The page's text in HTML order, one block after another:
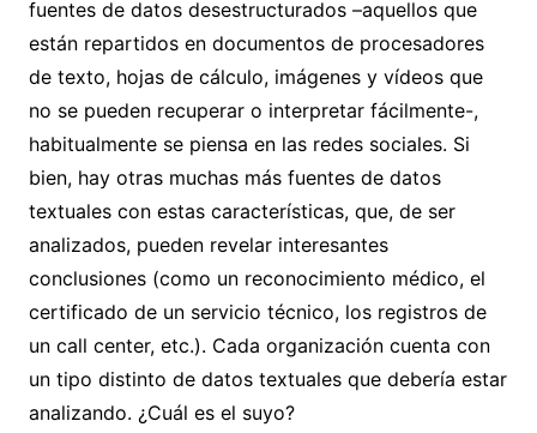
fuentes de datos desestructurados –aquellos que
están repartidos en documentos de procesadores
de texto, hojas de cálculo, imágenes y vídeos que
no se pueden recuperar o interpretar fácilmente-,
habitualmente se piensa en las redes sociales. Si
bien, hay otras muchas más fuentes de datos
textuales con estas características, que, de ser
analizados, pueden revelar interesantes
conclusiones (como un reconocimiento médico, el
certificado de un servicio técnico, los registros de
un call center, etc.). Cada organización cuenta con
un tipo distinto de datos textuales que debería estar
analizando. ¿Cuál es el suyo?